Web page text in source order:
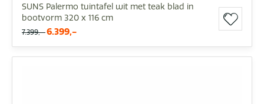
SUNS Palermo tuintafel wit met teak blad in
bootvorm 320 x 116 cm
7.399,- 6.399,-